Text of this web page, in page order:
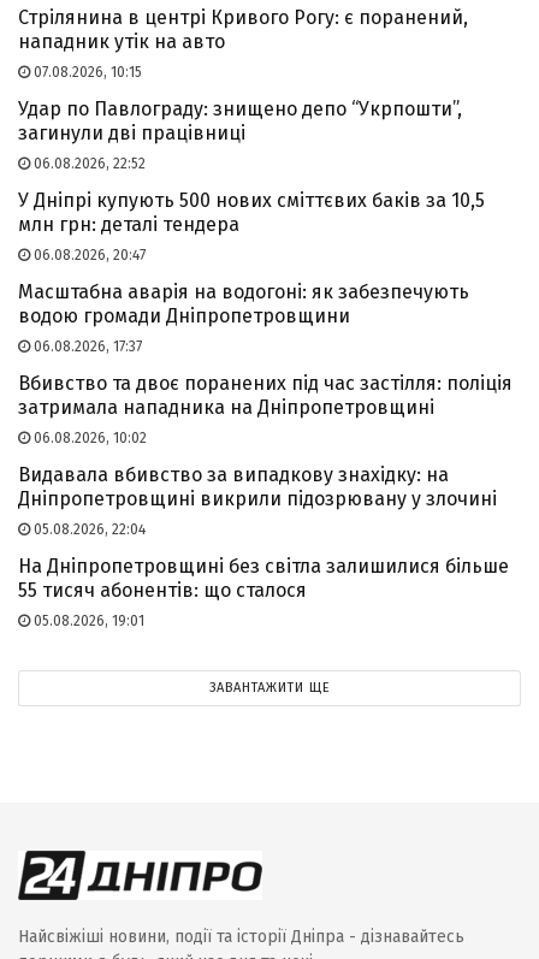
Стрілянина в центрі Кривого Рогу: є поранений,
нападник утік на авто
07.08.2026, 10:15
Удар по Павлограду: знищено депо “Укрпошти”,
загинули дві працівниці
06.08.2026, 22:52
У Дніпрі купують 500 нових сміттєвих баків за 10,5
млн грн: деталі тендера
06.08.2026, 20:47
Масштабна аварія на водогоні: як забезпечують
водою громади Дніпропетровщини
06.08.2026, 17:37
Вбивство та двоє поранених під час застілля: поліція
затримала нападника на Дніпропетровщині
06.08.2026, 10:02
Видавала вбивство за випадкову знахідку: на
Дніпропетровщині викрили підозрювану у злочині
05.08.2026, 22:04
На Дніпропетровщині без світла залишилися більше
55 тисяч абонентів: що сталося
05.08.2026, 19:01
ЗАВАНТАЖИТИ ЩЕ
Найсвіжіші новини, події та історії Дніпра - дізнавайтесь